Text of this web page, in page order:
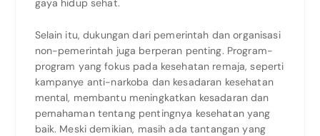
gaya hidup sehat.
Selain itu, dukungan dari pemerintah dan organisasi
non-pemerintah juga berperan penting. Program-
program yang fokus pada kesehatan remaja, seperti
kampanye anti-narkoba dan kesadaran kesehatan
mental, membantu meningkatkan kesadaran dan
pemahaman tentang pentingnya kesehatan yang
baik. Meski demikian, masih ada tantangan yang